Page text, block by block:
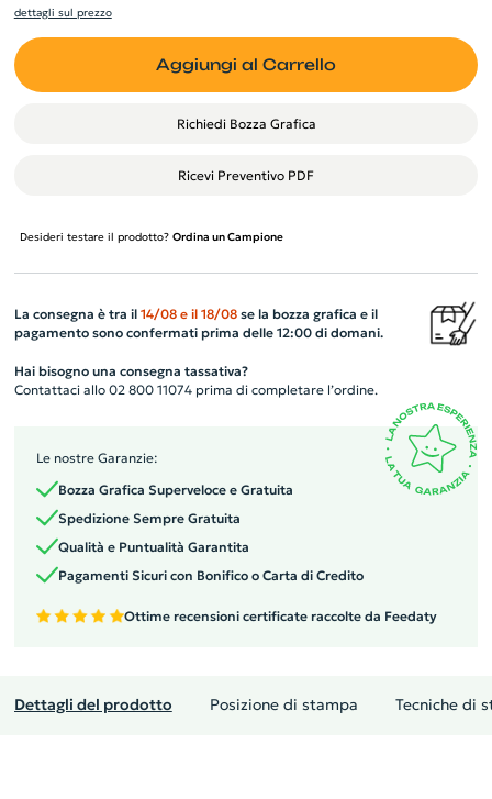
dettagli sul prezzo
Aggiungi al Carrello
Richiedi Bozza Grafica
Ricevi Preventivo PDF
Desideri testare il prodotto? Ordina un Campione
La consegna è tra il 14/08 e il 18/08se la bozza grafica e il
pagamento sono confermati prima delle 12:00 di domani.
Hai bisogno una consegna tassativa?
Contattaci allo 02 800 11074 prima di completare l’ordine.
Le nostre Garanzie:
Bozza Grafica Superveloce e Gratuita
Spedizione Sempre Gratuita
Qualità e Puntualità Garantita
Pagamenti Sicuri con Bonifico o Carta di Credito
Ottime recensioni certificate raccolte da Feedaty
Dettagli del prodotto Posizione di stampa Tecniche di